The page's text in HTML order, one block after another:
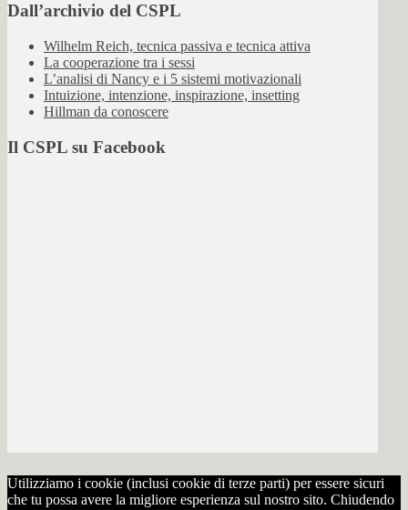
Dall’archivio del CSPL
Wilhelm Reich, tecnica passiva e tecnica attiva
La cooperazione tra i sessi
L’analisi di Nancy e i 5 sistemi motivazionali
Intuizione, intenzione, inspirazione, insetting
Hillman da conoscere
Il CSPL su Facebook
Utilizziamo i cookie (inclusi cookie di terze parti) per essere sicuri
che tu possa avere la migliore esperienza sul nostro sito. Chiudendo